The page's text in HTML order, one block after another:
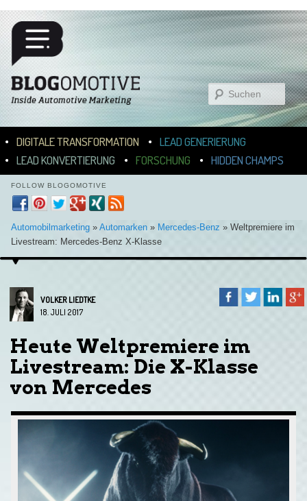
Suchen
ZUM INHALT WECHSELN
ZUM SEKUNDÄREN INHALT WECHSELN
DIGITALE TRANSFORMATION
LEAD GENERIERUNG
LEAD KONVERTIERUNG
FORSCHUNG HIDDEN CHAMPS
FOLLOW BLOGOMOTIVE
Automobilmarketing » Automarken » Mercedes-Benz » Weltpremiere im
Livestream: Mercedes-Benz X-Klasse
VOLKER LIEDTKE
18. JULI 2017
Heute Weltpremiere im
Livestream: Die X-Klasse
von Mercedes